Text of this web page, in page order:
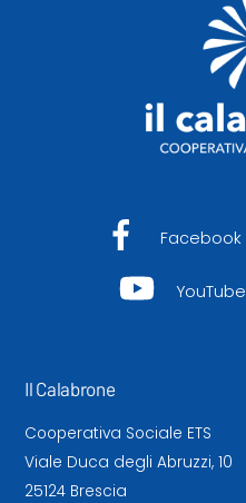
Facebook
YouTube
Il Calabrone
Cooperativa Sociale ETS
Viale Duca degli Abruzzi, 10
25124 Brescia